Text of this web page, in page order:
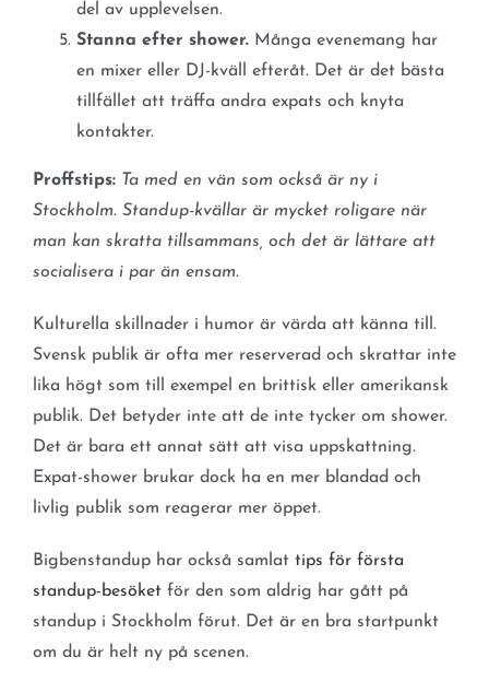
del av upplevelsen.
Stanna efter shower.Många evenemang har
en mixer eller DJ-kväll efteråt. Det är det bästa
tillfället att träffa andra expats och knyta
kontakter.
Proffstips: Ta med en vän som också är ny i
Stockholm. Standup-kvällar är mycket roligare när
man kan skratta tillsammans, och det är lättare att
socialisera i par än ensam.
Kulturella skillnader i humor är värda att känna till.
Svensk publik är ofta mer reserverad och skrattar inte
lika högt som till exempel en brittisk eller amerikansk
publik. Det betyder inte att de inte tycker om shower.
Det är bara ett annat sätt att visa uppskattning.
Expat-shower brukar dock ha en mer blandad och
livlig publik som reagerar mer öppet.
Bigbenstandup har också samlat tips för första
standup-besöketför den som aldrig har gått på
standup i Stockholm förut. Det är en bra startpunkt
om du är helt ny på scenen.